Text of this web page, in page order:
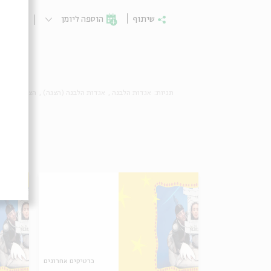
שיתוף הוספה ליומן
כרטיסים אחרונים